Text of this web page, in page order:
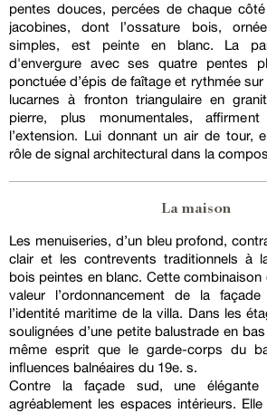
pentes douces, percées de chaque
jacobines, dont l’ossature bois,
simples, est peinte en blanc. La
d'envergure avec ses quatre pentes
ponctuée d’épis de faîtage et rythmée
lucarnes à fronton triangulaire en
pierre, plus monumentales,
l’extension. Lui donnant un air de tour,
rôle de signal architectural dans la
La maison
Les menuiseries, d’un bleu profond,
clair et les contrevents traditionnels à
bois peintes en blanc. Cette combinaison
valeur l’ordonnancement de la
l’identité maritime de la villa. Dans les
soulignées d’une petite balustrade en
même esprit que le garde-corps du
influences balnéaires du 19e. s.
Contre la façade sud, une élégante
agréablement les espaces intérieurs.